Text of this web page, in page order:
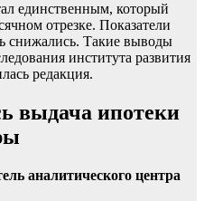
единственным, который
отрезке. Показатели
снижались. Такие выводы
института развития
редакция.
выдача ипотеки
аналитического центра